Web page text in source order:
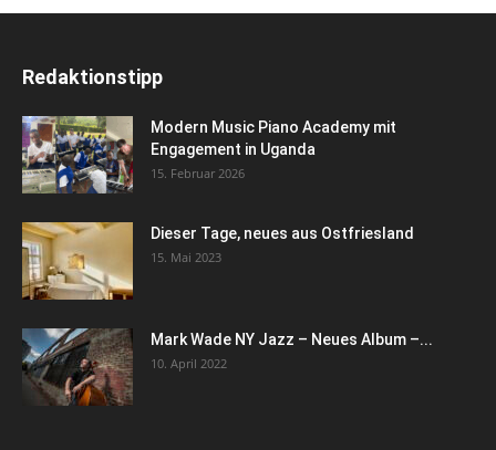
Redaktionstipp
Modern Music Piano Academy mit
Engagement in Uganda
15. Februar 2026
Dieser Tage, neues aus Ostfriesland
15. Mai 2023
Mark Wade NY Jazz – Neues Album –...
10. April 2022